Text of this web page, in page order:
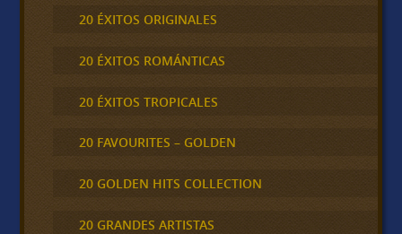
20 ÉXITOS ORIGINALES
20 ÉXITOS ROMÁNTICAS
20 ÉXITOS TROPICALES
20 FAVOURITES – GOLDEN
20 GOLDEN HITS COLLECTION
20 GRANDES ARTISTAS